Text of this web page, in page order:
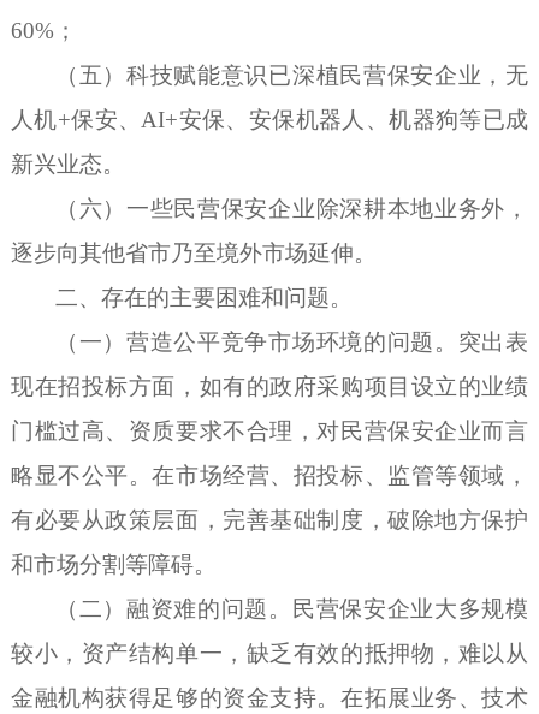
60%；
（五）科技赋能意识已深植民营保安企业，无
人机+保安、AI+安保、安保机器人、机器狗等已成
新兴业态。
（六） 一些民营保安企业除深耕本地业务外，
逐步向其他省市乃至境外市场延伸。
二、存在的主要困难和问题。
（一）营造公平竞争市场环境的问题。突出表
现在招投标方面，如有的政府采购项目设立的业绩
门槛过高、资质要求不合理，对民营保安企业而言
略显不公平。在市场经营、招投标、监管等领域，
有必要从政策层面，完善基础制度，破除地方保护
和市场分割等障碍。
（二）融资难的问题。民营保安企业大多规模
较小，资产结构单一，缺乏有效的抵押物，难以从
金融机构获得足够的资金支持。在拓展业务、技术